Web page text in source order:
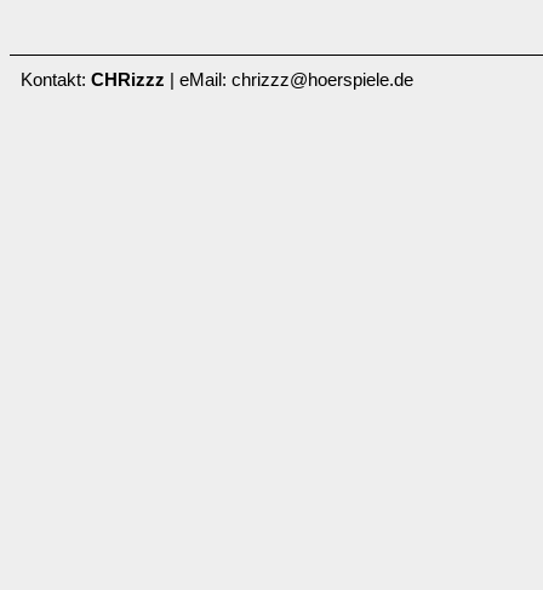
Kontakt: CHRizzz | eMail: chrizzz@hoerspiele.de